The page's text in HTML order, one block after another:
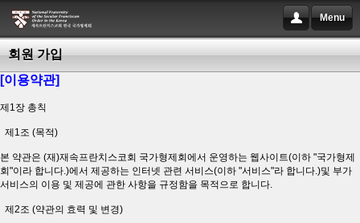
Menu
회원 가입
[이용약관]
제1장 총칙
제1조 (목적)
본 약관은 (재)재속프란치스코회 국가형제회에서 운영하는 웹사이트(이하 "국가형제
회"이라 합니다.)에서 제공하는 인터넷 관련 서비스(이하 "서비스"라 합니다.)및 부가
서비스의 이용 및 제공에 관한 사항을 규정함을 목적으로 합니다.
제2조 (약관의 효력 및 변경)